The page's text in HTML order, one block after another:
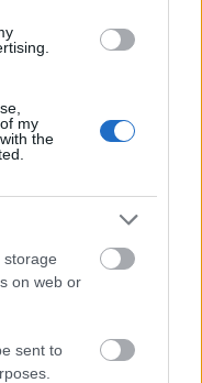
my
the
storage
on web or
sent to
AI μοντέλο της